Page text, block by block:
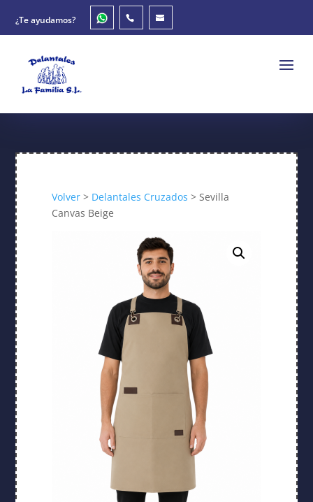
¿Te ayudamos?
Volver> Delantales Cruzados > Sevilla
Canvas Beige